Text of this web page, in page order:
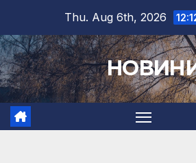
content
Thu. Aug 6th, 2026